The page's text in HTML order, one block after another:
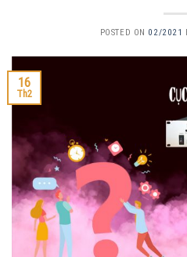
POSTED ON 02/2021
16
Th2